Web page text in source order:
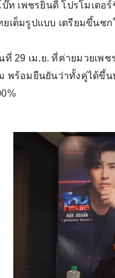
บ๊ท เพชรยินดี โปรโมเตอ
ยเต็มรูปแบบ เตรียมขึ้นช
ที่ 29 เม.ย. ที่ค่ายมวยเพ
พร้อมยืนยันว่าทั้งคู่ได้ขึ้น